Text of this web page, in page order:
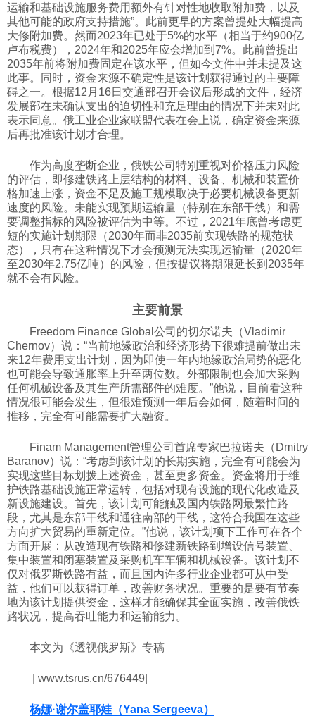
运输和基础设施服务费用额外有针对性地收取附加费，以及
其他可能的政府支持措施”。此前更早的方案曾提处大幅提高
大修附加费。然而2023年已处于5%的水平（相当于约900亿
卢布税费），2024年和2025年应会增加到7%。此前曾提出
2035年前将附加费固定在该水平，但如今文件中并未提及这
此事。同时，资金来源不确定性是该计划获得通过的主要障
碍之一。根据12月16日交通部召开会议后形成的文件，经济
发展部在未确认支出的迫切性和充足理由的情况下并未对此
表示同意。俄工业企业家联盟代表在会上说，确定资金来源
后再批准该计划才合理。
作为高度垄断企业，俄铁公司特别重视对价格压力风险
的评估，即修建铁路上层结构的材料、设备、机械和装置价
格加速上涨，资金不足及施工规模取决于必要机械设备更新
速度的风险。未能实现预期运输量（特别在东部干线）和需
要调整指标的风险被评估为中等。不过，2021年底曾考虑更
短的实施计划期限（2030年而非2035前实现铁路的规范状
态），只有在这种情况下才会预测无法实现运输量（2020年
至2030年2.75亿吨）的风险，但按提议将期限延长到2035年
就不会有风险。
主要前景
Freedom Finance Global公司的切尔诺夫（Vladimir
Chernov）说：“当前地缘政治和经济形势下很难提前做出未
来12年费用支出计划，因为即使一年内地缘政治局势的恶化
也可能会导致通胀率上升至两位数。外部限制也会加大采购
任何机械设备及其生产所需部件的难度。”他说，目前看这种
情况很可能会发生，但很难预测一年后会如何，随着时间的
推移，完全有可能需要扩大融资。
Finam Management管理公司首席专家巴拉诺夫（Dmitry
Baranov）说：“考虑到该计划的长期实施，完全有可能会为
实现这些目标划拨上述资金，甚至更多资金。资金将用于维
护铁路基础设施正常运转，包括对现有设施的现代化改造及
新设施建设。首先，该计划可能触及国内铁路网最繁忙路
段，尤其是东部干线和通往南部的干线，这符合我国在这些
方向扩大贸易的重新定位。”他说，该计划项下工作可在各个
方面开展：从改造现有铁路和修建新铁路到增设信号装置、
集中装置和闭塞装置及采购机车车辆和机械设备。该计划不
仅对俄罗斯铁路有益，而且国内许多行业企业都可从中受
益，他们可以获得订单，改善财务状况。重要的是要有节奏
地为该计划提供资金，这样才能确保其全面实施，改善俄铁
路状况，提高吞吐能力和运输能力。
本文为《透视俄罗斯》专稿
| www.tsrus.cn/676449|
杨娜·谢尔盖耶娃（Yana Sergeeva）